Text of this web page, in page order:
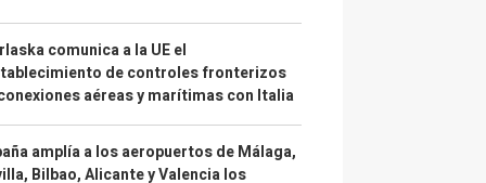
comunica a la UE el
de controles fronterizos
aéreas y marítimas con Italia
amplía a los aeropuertos de Málaga,
Bilbao, Alicante y Valencia los